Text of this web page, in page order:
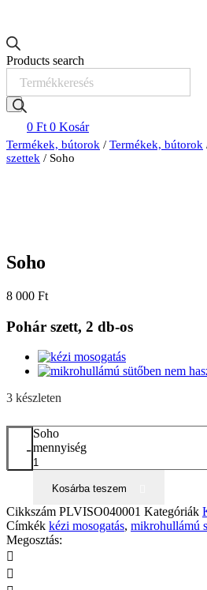
Products search
0 Ft 0 Kosár
Termékek, bútorok / Termékek, bútorok
szettek / Soho
Soho
8 000 Ft
Pohár szett, 2 db-os
3 készleten
-
Soho
mennyiség
Kosárba teszem
Cikkszám PLVISO040001 Kategóriák
Címkék kézi mosogatás, mikrohullámú
Megosztás: